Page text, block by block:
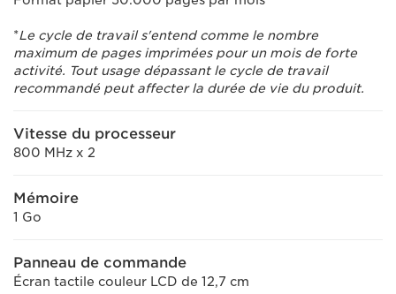
*Le cycle de travail s'entend comme le nombre
maximum de pages imprimées pour un mois de forte
activité. Tout usage dépassant le cycle de travail
recommandé peut affecter la durée de vie du produit.
Vitesse du processeur
800 MHz x 2
Mémoire
1 Go
Panneau de commande
Écran tactile couleur LCD de 12,7 cm